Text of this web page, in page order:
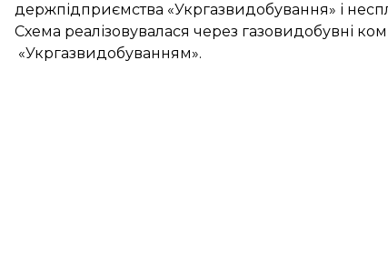
держпідприємства «Укргазвидобування» і
Схема реалізовувалася через газовидобувні
«Укргазвидобуванням».